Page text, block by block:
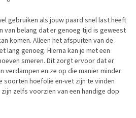
gebruiken als jouw paard snel last heeft
van belang dat er genoeg tijd is geweest
komen. Alleen het afspuiten van de
lang genoeg. Hierna kan je met een
smeren. Dit zorgt ervoor dat er
verdampen en ze op die manier minder
soorten hoefolie en-vet zijn te vinden
zijn zelfs voorzien van een handige dop